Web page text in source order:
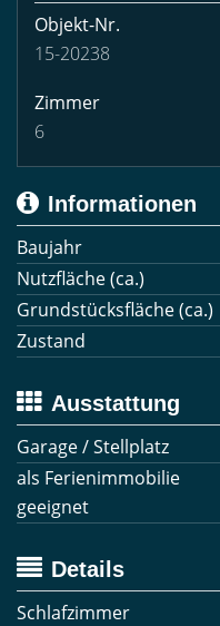
Objekt-Nr.
15-20238
Zimmer
6
Informationen
Baujahr
Nutzfläche (ca.)
Grundstücksfläche (ca.)
Zustand
Ausstattung
Garage / Stellplatz
als Ferienimmobilie
geeignet
Details
Schlafzimmer